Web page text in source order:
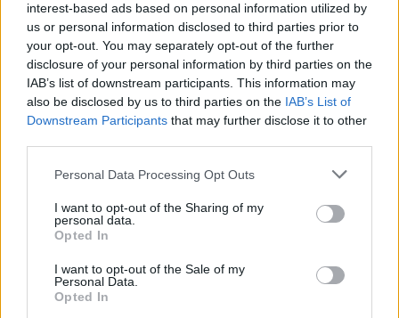
interest-based ads based on personal information utilized by
us or personal information disclosed to third parties prior to
your opt-out. You may separately opt-out of the further
disclosure of your personal information by third parties on the
IAB’s list of downstream participants. This information may
also be disclosed by us to third parties on the IAB’s List of
Downstream Participants that may further disclose it to other
Please note that this website/app uses one or more Google
not limited to your visit or usage behaviour. You may click to
grant or deny consent to Google and its third-party tags to
use your data for below specified purposes in below Google
consent section.
Personal Data Processing Opt Outs
I want to opt-out of the Sharing of my
personal data.
Opted In
I want to opt-out of the Sale of my
Personal Data.
Opted In
ΕΚΚΛΗΣΙΑ
30/04/2023 - 22:54
17 ώρες ανοικτή η μητρόπολη για το
προσκύνημα στην εικόνα «Αξιον Εστί»
εικόνα του Άξιον Εστί στη μητρόπολη